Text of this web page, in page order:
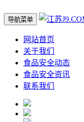
导航菜单
网站首页
关于我们
食品安全动态
食品安全资讯
联系我们